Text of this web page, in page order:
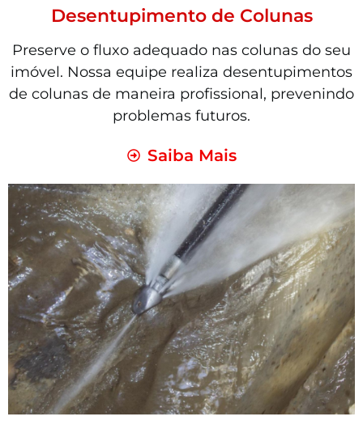
Desentupimento de Colunas
Preserve o fluxo adequado nas colunas do seu
imóvel. Nossa equipe realiza desentupimentos
de colunas de maneira profissional, prevenindo
problemas futuros.
Saiba Mais